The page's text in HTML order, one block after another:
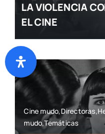
LA VIOLENCIA
EL CINE
Cine
mudo,Temáticas